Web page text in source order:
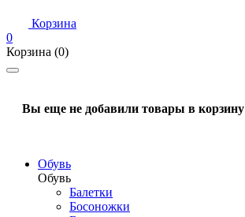
Корзина
0
Корзина (0)
Вы еще не добавили товары в корзину
Обувь
Обувь
Балетки
Босоножки